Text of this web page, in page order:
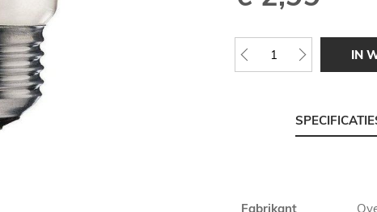
IN
Meer
Fabrikant